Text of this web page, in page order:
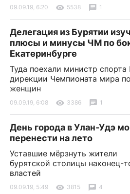
09.09.19, 6:20 5538 1
Делегация из Бурятии
плюсы и минусы ЧМ по
Екатеринбурге
Туда поехали министр спорта
дирекции Чемпионата мира
женщин
09.09.19, 6:08 3386 1
День города в Улан-Удэ
перенести на лето
Уставшие мёрзнуть жители
бурятской столицы наконец-
властей
09.09.19, 5:49 3815 4